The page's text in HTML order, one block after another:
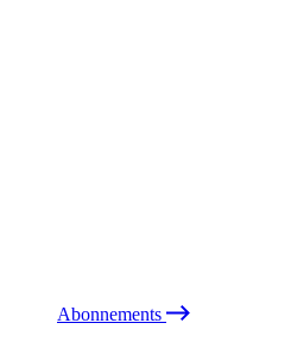
Abonnements